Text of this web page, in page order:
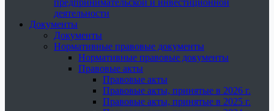
предпринимательской и инвестиционной
деятельности
Документы
Документы
Нормативные правовые документы
Нормативные правовые документы
Правовые акты
Правовые акты
Правовые акты, принятые в 2026 г.
Правовые акты, принятые в 2025 г.